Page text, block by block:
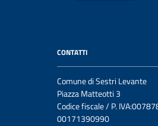
CONTATTI
Comune di Sestri Levante
Piazza Matteotti 3
Codice fiscale / P.
00171390990